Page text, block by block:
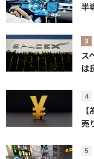
半
ス
は
売